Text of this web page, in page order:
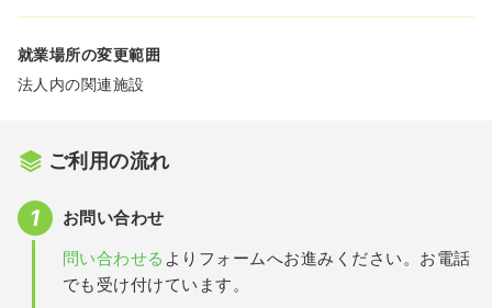
就業場所の変更範囲
法人内の関連施設
ご利用の流れ
お問い合わせ
問い合わせる よりフォームへお進みください。お電話
でも受け付けています。